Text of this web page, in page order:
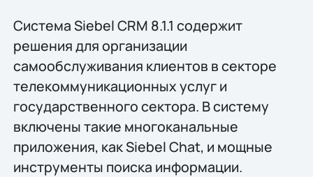
Система Siebel CRM 8.1.1 содержит
решения для организации
самообслуживания клиентов в секторе
телекоммуникационных услуг и
государственного сектора. В систему
включены такие многоканальные
приложения, как Siebel Chat, и мощные
инструменты поиска информации.